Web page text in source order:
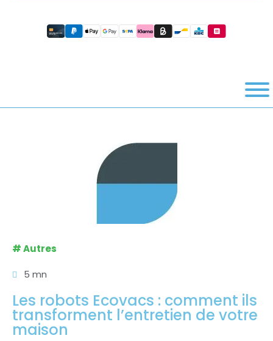
#Autres
5 mn
Les robots Ecovacs : comment ils
transforment l’entretien de votre
maison